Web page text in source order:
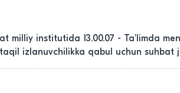
institutida 13.00.07 - Ta'limda
izlanuvchilikka qabul uchun